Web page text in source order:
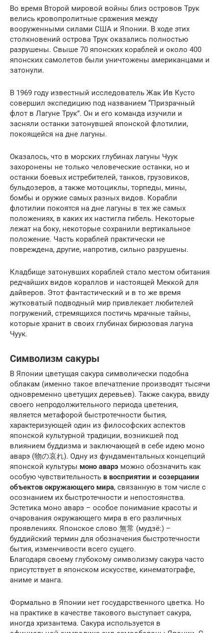
Во время Второй мировой войны близ островов Трук
велись кровопролитные сражения между
вооруженными силами США и Японии. В ходе этих
столкновений острова Трук оказались полностью
разрушены. Свыше 70 японских кораблей и около 400
японских самолетов были уничтожены американцами и
затонули.
В 1969 году известный исследователь Жак Ив Кусто
совершил экспедицию под названием “Призрачный
флот в Лагуне Трук”. Он и его команда изучили и
засняли останки затонувшей японской флотилии,
покоящейся на дне лагуны.
Оказалось, что в морских глубинах лагуны Чуук
захоронены не только человеческие останки, но и
останки боевых истребителей, танков, грузовиков,
бульдозеров, а также мотоциклы, торпеды, мины,
бомбы и оружие самых разных видов. Корабли
флотилии покоятся на дне лагуны в тех же самых
положениях, в каких их настигла гибель. Некоторые
лежат на боку, некоторые сохранили вертикальное
положение. Часть кораблей практически не
повреждена, другие, напротив, сильно разрушены.
Кладбище затонувших кораблей стало местом обитания
редчайших видов кораллов и настоящей Меккой для
дайверов. Этот фантастический и в то же время
жутковатый подводный мир привлекает любителей
погружений, стремящихся постичь мрачные тайны,
которые хранит в своих глубинах бирюзовая лагуна
Чуук.
Символизм сакуры
В Японии цветущая сакура символически подобна
облакам (именно такое впечатление производят тысячи
одновременно цветущих деревьев). Также сакура, ввиду
своего непродолжительного периода цветения,
является метафорой быстротечности бытия,
характеризующей один из философских аспектов
японской культурной традиции, возникшей под
влиянием буддизма и заключающей в себе идею моно
аварэ (物の哀れ). Одну из фундаментальных концепций
японской культуры моно аварэ можно обозначить как
особую чувствительность в восприятии и созерцании
объектов окружающего мира, связанную в том числе с
осознанием их быстротечности и непостоянства.
Эстетика моно аварэ – особое понимание красоты и
очарования окружающего мира в его различных
проявлениях. Японское слово 無常 (мудзё:) –
буддийский термин для обозначения быстротечности
бытия, изменчивости всего сущего.
Благодаря своему глубокому символизму сакура часто
присутствует в японском искусстве, кинематографе,
аниме и манга.
Формально в Японии нет государственного цветка. Но
на практике в качестве такового выступает сакура,
иногда хризантема. Сакура используется в